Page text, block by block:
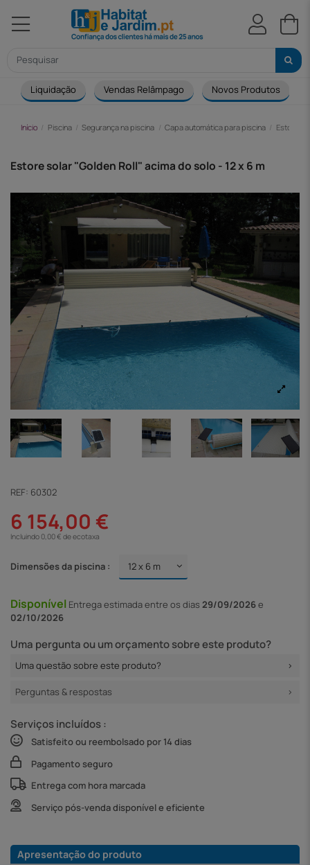
Liquidação Vendas Relâmpago Novos Produtos
Início Piscina Segurança na piscina Capa automática para piscina Estore
Estore solar "Golden Roll" acima do solo - 12 x 6 m
REF: 60302
6 154,00 €
Incluindo 0,00 € de ecotaxa
Dimensões da piscina :
Disponível Entregaestimada entre os dias 29/09/2026e
02/10/2026
Uma pergunta ou um orçamento sobre este produto?
Uma questão sobre este produto?
Perguntas & respostas
Serviços incluídos :
Satisfeito ou reembolsado por 14 dias
Pagamento seguro
Entrega com hora marcada
Serviço pós-venda disponível e eficiente
Apresentação do produto